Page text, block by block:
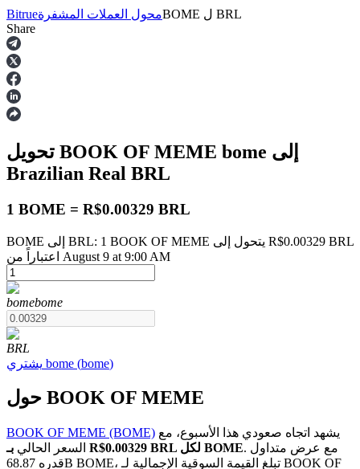
العقود الآجلة
العقود الآجلة USDT
العقود الآجلة لـ COIN-M
Bitrueمحول العملات المشفرةBOME ل BRL
Share
تحويل BOOK OF MEME bome
Brazilian Real BRL
1 BOME = R$0.00329 BRL
BOME إلى BRL: 1 BOOK OF MEME يتحول إلى R$0.00329 BRL
اعتباراً من August 9 at 9:00 AM
bomebome
BRL
يشتري bome (bome)
حول BOOK OF MEME
BOOK OF MEME (BOME)
السعر الحالي
بـ R$0.00329 BRL لكل BOME. مع عرض متداول
قدره 68.87B BOME، تبلغ القيمة السوقية الإجمالية لـ BOOK OF